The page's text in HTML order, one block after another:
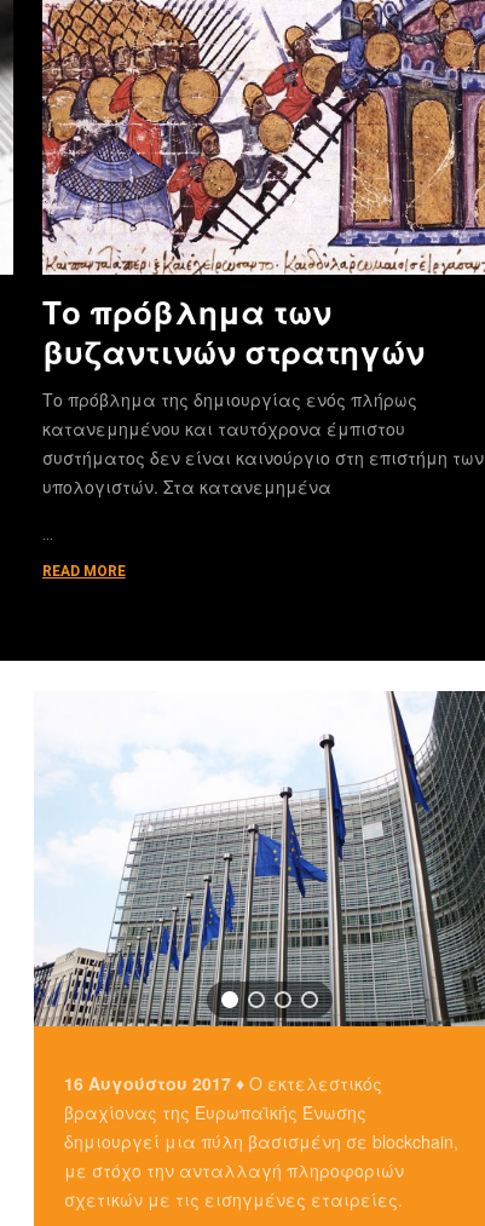
Το πρόβλημα των
βυζαντινών στρατηγών
Το πρόβλημα της δημιουργίας ενός πλήρως
κατανεμημένου και ταυτόχρονα έμπιστου
συστήματος δεν είναι καινούργιο στη επιστήμη των
υπολογιστών. Στα κατανεμημένα
READ MORE
16 Αυγούστου 2017 ♦ Ο εκτελεστικός
βραχίονας της Ευρωπαϊκής Ένωσης
δημιουργεί μια πύλη βασισμένη σε blockchain,
με στόχο την ανταλλαγή πληροφοριών
σχετικών με τις εισηγμένες εταιρείες.